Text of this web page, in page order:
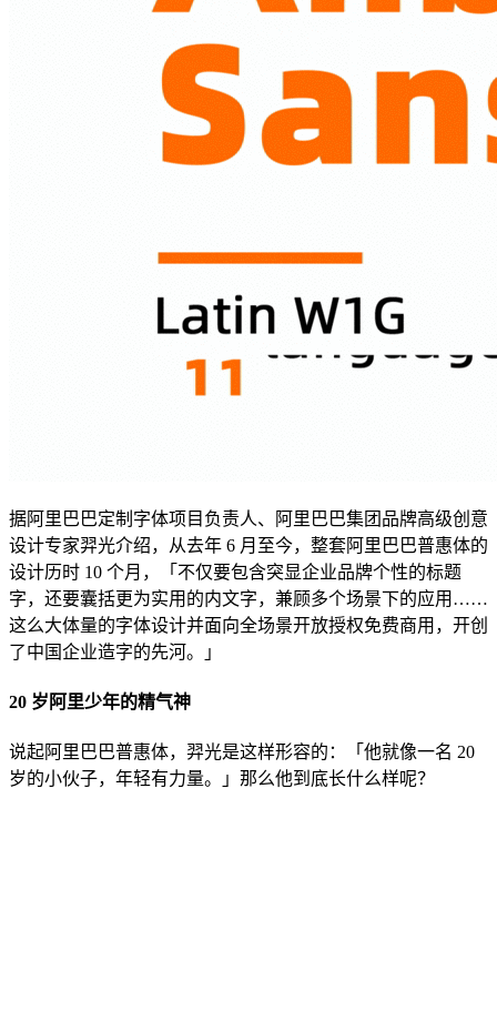
据阿里巴巴定制字体项目负责人、阿里巴巴集团品牌高级创意
设计专家羿光介绍，从去年 6 月至今，整套阿里巴巴普惠体的
设计历时 10 个月，「不仅要包含突显企业品牌个性的标题
字，还要囊括更为实用的内文字，兼顾多个场景下的应用……
这么大体量的字体设计并面向全场景开放授权免费商用，开创
了中国企业造字的先河。」
20 岁阿里少年的精气神
说起阿里巴巴普惠体，羿光是这样形容的：「他就像一名 20
岁的小伙子，年轻有力量。」那么他到底长什么样呢？